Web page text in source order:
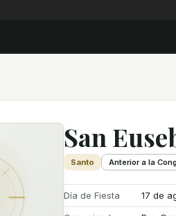
San
Santo Anterior a la
Día de Fiesta
17 de